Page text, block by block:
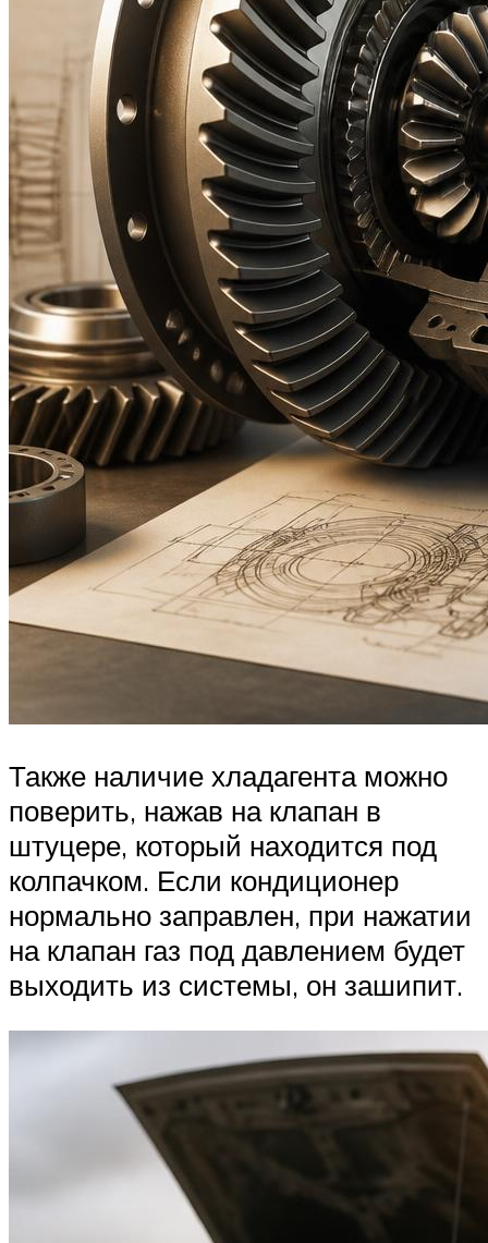
Также наличие хладагента можно
поверить, нажав на клапан в
штуцере, который находится под
колпачком. Если кондиционер
нормально заправлен, при нажатии
на клапан газ под давлением будет
выходить из системы, он зашипит.